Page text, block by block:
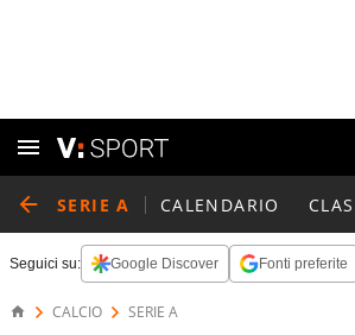
SERIE A CALENDARIO
Seguici su: Google Discover Fonti preferite
CALCIO SERIE A